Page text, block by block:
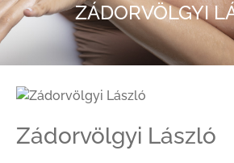
ZÁDORVÖLGYI
Zádorvölgyi László